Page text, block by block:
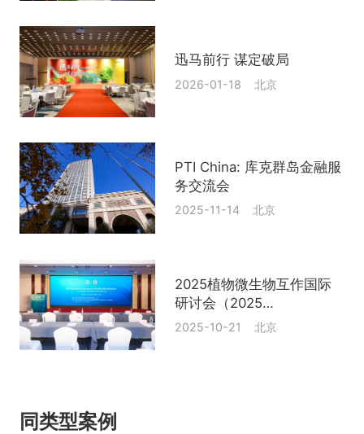
迅马前行 谋定破局
2026-01-18 北京
PTI China: 库克群岛金融服
务交流会
2025-11-14 北京
2025植物微生物互作国际
研讨会（2025
International Symposium
2025-10-21 北京
同类型案例